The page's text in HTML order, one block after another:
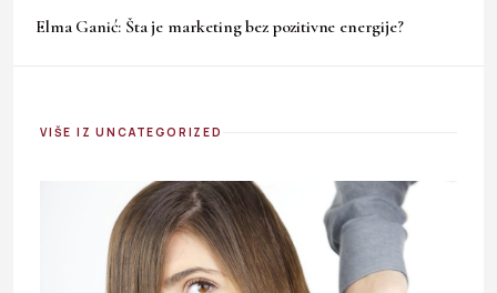
Elma Ganić: Šta je marketing bez pozitivne energije?
VIŠE IZ UNCATEGORIZED